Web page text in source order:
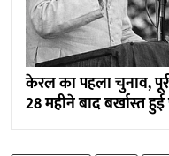
केरल का पहला चुनाव,
28 महीने बाद बर्खास्त